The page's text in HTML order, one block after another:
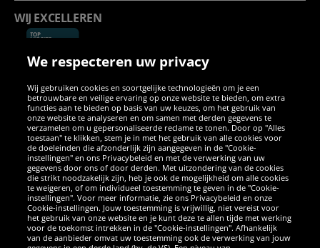
WIJ EXCELLEREN
SOCIALE MEDIA
Facebook
Instagram
WhatsApp
TikTokTwitterYouTube
APPS
We respecteren uw privacy
Wij gebruiken cookies en soortgelijke technologieën om je een
betrouwbare en veilige ervaring op onze website te bieden, om extra
functies aan te bieden op basis van uw keuzes, om het gebruik van
onze website te analyseren en om samen met derden gegevens te
verzamelen om u gepersonaliseerde reclame te tonen. Door op "Alles
toestaan" te klikken, stem je in met het gebruik van alle cookies voor
de doeleinden die afzonderlijk zijn aangegeven in de "Cookie-
instellingen" en ons Privacybeleid en met de verwerking van uw
gegevens door ons of door derden. Met uitzondering van de cookies
die strikt noodzakelijk zijn, heb je ook de mogelijkheid om alle cookies
te weigeren, of om individueel toestemming te geven in de "Cookie-
instellingen". Voor meer informatie, zie ons Privacybeleid en onze
Cookie-instellingen. Jouw toestemming is vrijwillig, niet vereist voor
het gebruik van onze website en je kunt deze te allen tijde met werking
voor de toekomst intrekken in de "Cookie-instellingen". Afhankelijk
van de aanbieder omvat uw toestemming ook de verwerking van jouw